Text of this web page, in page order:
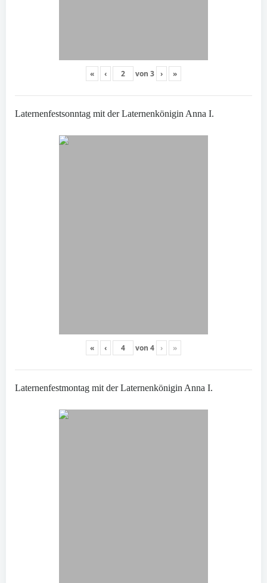
« ‹ von 3 › »
Laternenfestsonntag mit der Laternenkönigin Anna I.
« ‹ von 4 › »
Laternenfestmontag mit der Laternenkönigin Anna I.